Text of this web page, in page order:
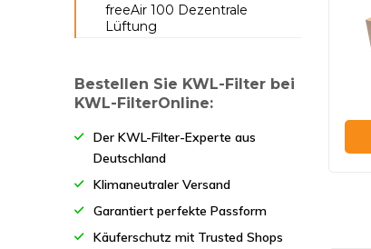
KB 200 (BY)
KB 500 (BY)
KB 800 (BY)
KB 1200 (BY)
KB 1600 (BY)
freeAir 100 Dezentrale
Lüftung
Bestellen Sie KWL-Filter bei
KWL-FilterOnline:
Der KWL-Filter-Experte aus
Deutschland
Klimaneutraler Versand
Garantiert perfekte Passform
Käuferschutz mit Trusted Shops